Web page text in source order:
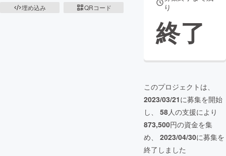
埋め込み
QRコード
り
終了
このプロジェクトは、
2023/03/21に募集を開始
し、 58人の支援により
873,500円の資金を集
め、 2023/04/30に募集を
終了しました